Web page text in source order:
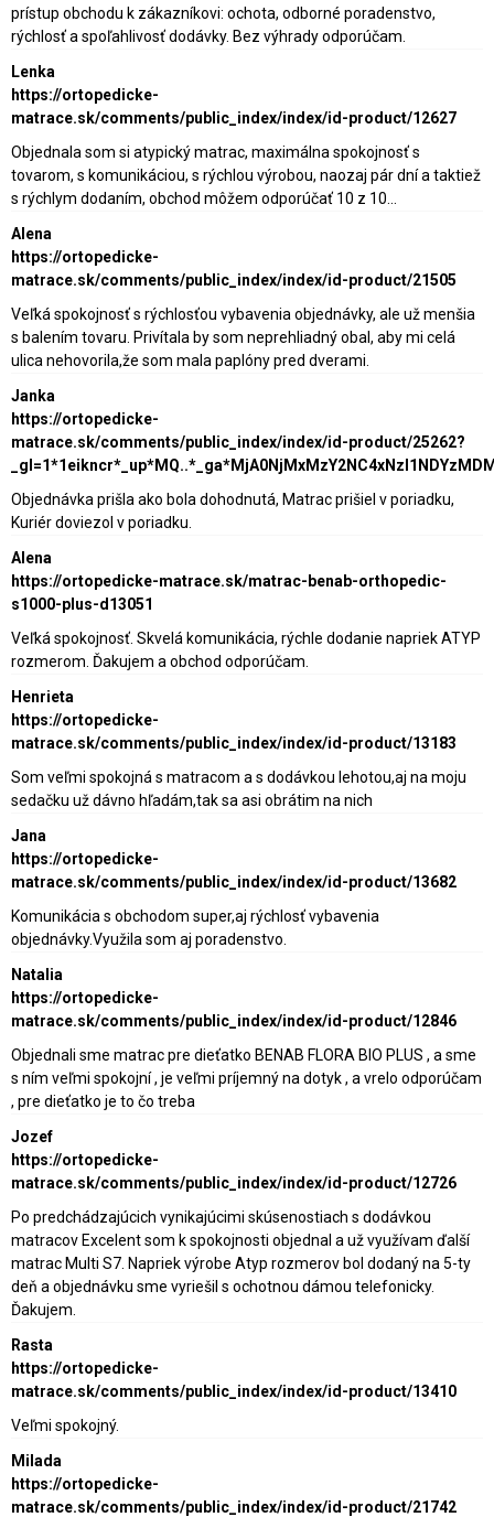
prístup obchodu k zákazníkovi: ochota, odborné poradenstvo,
rýchlosť a spoľahlivosť dodávky. Bez výhrady odporúčam.
Lenka
https://ortopedicke-
matrace.sk/comments/public_index/index/id-product/12627
Objednala som si atypický matrac, maximálna spokojnosť s
tovarom, s komunikáciou, s rýchlou výrobou, naozaj pár dní a taktiež
s rýchlym dodaním, obchod môžem odporúčať 10 z 10...
Alena
https://ortopedicke-
matrace.sk/comments/public_index/index/id-product/21505
Veľká spokojnosť s rýchlosťou vybavenia objednávky, ale už menšia
s balením tovaru. Privítala by som neprehliadný obal, aby mi celá
ulica nehovorila,že som mala paplóny pred dverami.
Janka
https://ortopedicke-
matrace.sk/comments/public_index/index/id-product/25262?
Objednávka prišla ako bola dohodnutá, Matrac prišiel v poriadku,
Kuriér doviezol v poriadku.
Alena
https://ortopedicke-matrace.sk/matrac-benab-orthopedic-
s1000-plus-d13051
Veľká spokojnosť. Skvelá komunikácia, rýchle dodanie napriek ATYP
rozmerom. Ďakujem a obchod odporúčam.
Henrieta
https://ortopedicke-
matrace.sk/comments/public_index/index/id-product/13183
Som veľmi spokojná s matracom a s dodávkou lehotou,aj na moju
sedačku už dávno hľadám,tak sa asi obrátim na nich
Jana
https://ortopedicke-
matrace.sk/comments/public_index/index/id-product/13682
Komunikácia s obchodom super,aj rýchlosť vybavenia
objednávky.Využila som aj poradenstvo.
Natalia
https://ortopedicke-
matrace.sk/comments/public_index/index/id-product/12846
Objednali sme matrac pre dieťatko BENAB FLORA BIO PLUS , a sme
s ním veľmi spokojní , je veľmi príjemný na dotyk , a vrelo odporúčam
, pre dieťatko je to čo treba
Jozef
https://ortopedicke-
matrace.sk/comments/public_index/index/id-product/12726
Po predchádzajúcich vynikajúcimi skúsenostiach s dodávkou
matracov Excelent som k spokojnosti objednal a už využívam ďalší
matrac Multi S7. Napriek výrobe Atyp rozmerov bol dodaný na 5-ty
deň a objednávku sme vyriešil s ochotnou dámou telefonicky.
Ďakujem.
Rasta
https://ortopedicke-
matrace.sk/comments/public_index/index/id-product/13410
Veľmi spokojný.
Milada
https://ortopedicke-
matrace.sk/comments/public_index/index/id-product/21742